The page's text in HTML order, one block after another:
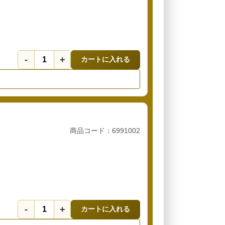
- + カートに入れる
商品コード：6991002
- + カートに入れる